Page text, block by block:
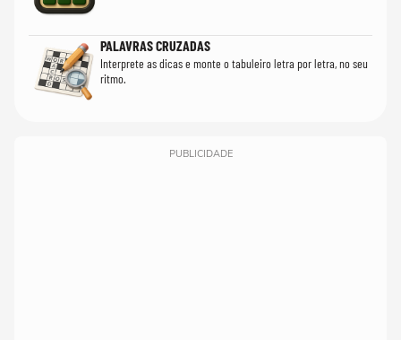
PALAVRAS CRUZADAS
Interprete as dicas e monte o tabuleiro letra por letra, no seu
ritmo.
PUBLICIDADE